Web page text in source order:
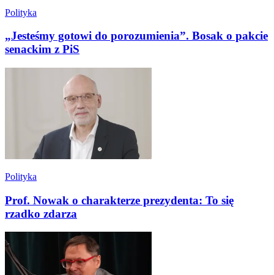
Polityka
„Jesteśmy gotowi do porozumienia”. Bosak o pakcie
senackim z PiS
Polityka
Prof. Nowak o charakterze prezydenta: To się
rzadko zdarza